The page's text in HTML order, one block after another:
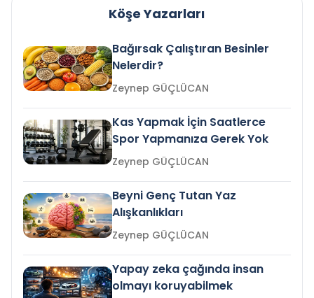
Köşe Yazarları
Bağırsak Çalıştıran Besinler
Nelerdir?
Zeynep GÜÇLÜCAN
Kas Yapmak İçin Saatlerce
Spor Yapmanıza Gerek Yok
Zeynep GÜÇLÜCAN
Beyni Genç Tutan Yaz
Alışkanlıkları
Zeynep GÜÇLÜCAN
Yapay zeka çağında insan
olmayı koruyabilmek